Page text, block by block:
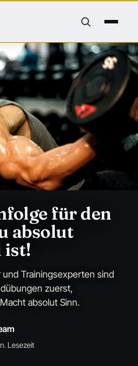
für den
absolut
ist!
Trainingsexperten sind
zuerst,
absolut Sinn.
Lesezeit